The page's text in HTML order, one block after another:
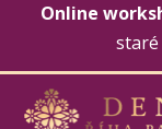
Online
staré